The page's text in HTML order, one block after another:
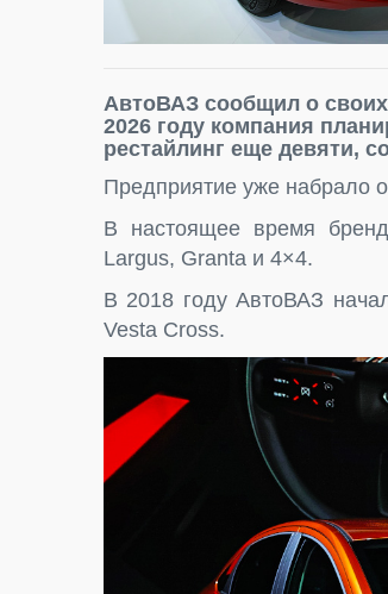
АвтоВАЗ сообщил о
2026 году компания
рестайлинг еще девяти,
Предприятие уже набрало
В настоящее время
Largus, Granta и 4×4.
В 2018 году АвтоВАЗ
Vesta Cross.